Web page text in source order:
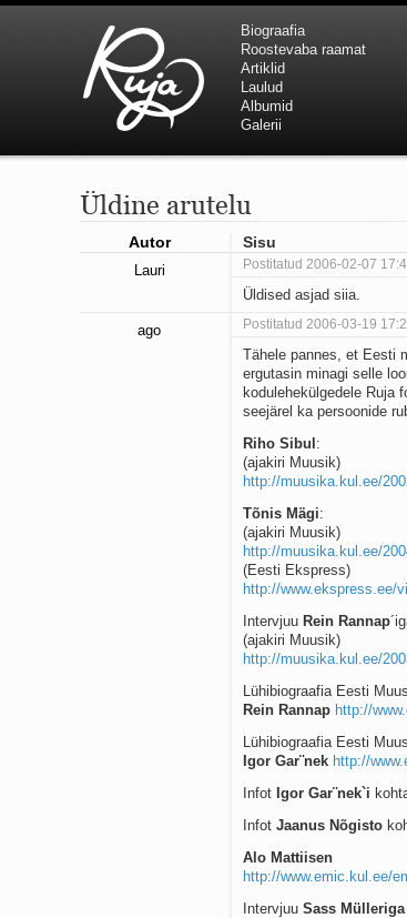
Biograafia
Roostevaba raamat
Artiklid
Laulud
Albumid
Galerii
Üldine arutelu
Autor Sisu
Lauri Postitatud 2006-02-07
Üldised asjad siia.
ago Postitatud 2006-03-19
Tähele pannes, et Eesti
ergutasin minagi selle
kodulehekülgedele Ruja
seejärel ka persoonide
Riho Sibul :
(ajakiri Muusik)
http://muusika.kul.ee/
Tõnis Mägi:
(ajakiri Muusik)
http://muusika.kul.ee/
(Eesti Ekspress)
http://www.ekspress.ee/
Intervjuu Rein Rannap
(ajakiri Muusik)
http://muusika.kul.ee/
Lühibiograafia Eesti
Rein Rannap http://
Lühibiograafia Eesti
Igor Gar¨nek http://
Infot Igor Gar¨nek`i
Infot Jaanus Nõgisto
Alo Mattiisen
http://www.emic.kul.ee/
Intervjuu Sass Mülleriga